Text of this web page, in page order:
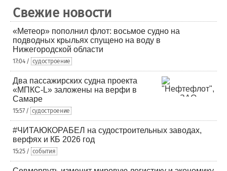
Свежие новости
«Метеор» пополнил флот: восьмое судно на
подводных крыльях спущено на воду в
Нижегородской области
17:04 / судостроение
Два пассажирских судна проекта
«МПКС-L» заложены на верфи в
Самаре
15:57 / судостроение
#ЧИТАЮКОРАБЕЛ на судостроительных заводах,
верфях и КБ 2026 год
15:25 / события